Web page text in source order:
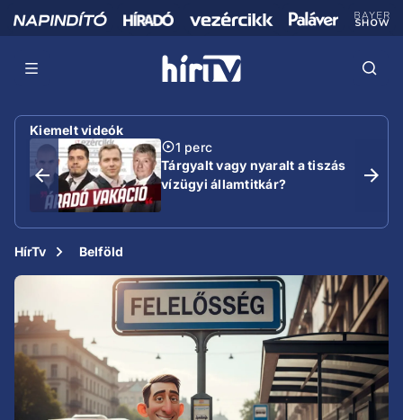
Kiemelt videók
1 perc
Tárgyalt vagy nyaralt a tiszás
vízügyi államtitkár?
HírTv Belföld